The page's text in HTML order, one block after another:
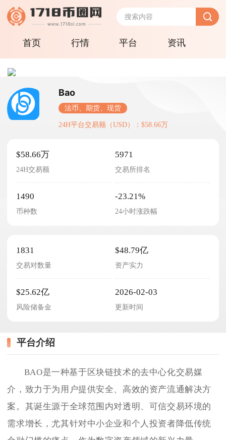
首页 行情 平台 资讯
Bao
法币、期货、现货
24H平台交易额（USD）：$58.66万
$58.66万
24H交易额
5971
交易所排名
1490
币种数
-23.21%
24小时涨跌幅
1831
交易对数量
$48.79亿
资产实力
$25.62亿
风险储备金
2026-02-03
更新时间
平台介绍
BAO是一种基于区块链技术的去中心化交易媒
介，致力于为用户提供安全、高效的资产流通解决方
案。其诞生源于全球范围内对透明、可信交易环境的
需求增长，尤其针对中小企业和个人投资者降低传统